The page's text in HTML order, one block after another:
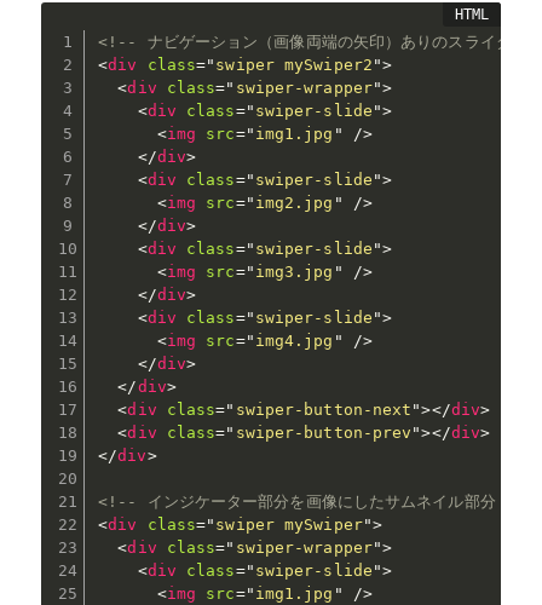
<!-- ナビゲーション（画像両端の矢印）ありのスライダ
<div class=" swiper mySwiper2 ">
<div class=" swiper-wrapper">
<div class=" swiper-slide ">
<img src=" img1.jpg "
/>
</div>
<div class=" swiper-slide ">
<img src=" img2.jpg "
/>
</div>
<div class=" swiper-slide ">
<img src=" img3.jpg "
/>
</div>
<div class=" swiper-slide ">
<img src=" img4.jpg "
/>
</div>
</div>
<div class=" swiper-button-next "></div>
<div class=" swiper-button-prev "></div>
</div>
<!-- インジケーター部分を画像にしたサムネイル部分 -->
<div class=" swiper mySwiper">
<div class=" swiper-wrapper">
<div class=" swiper-slide ">
<img src=" img1.jpg "
/>